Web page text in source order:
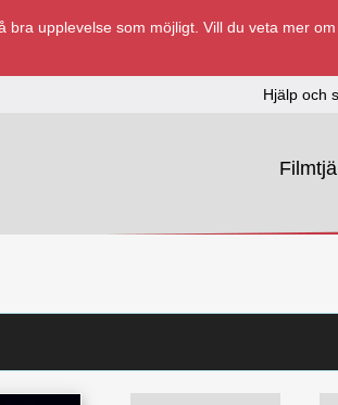
upplevelse som möjligt. Vill du veta mer
Hjälp och